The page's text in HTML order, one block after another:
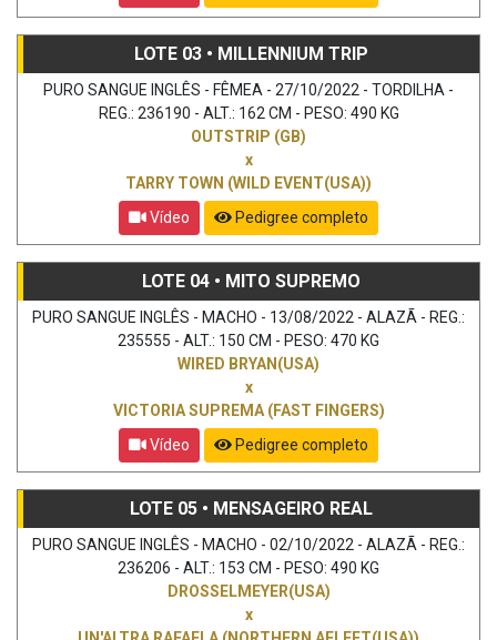
LOTE 03 • MILLENNIUM TRIP
PURO SANGUE INGLÊS - FÊMEA - 27/10/2022 - TORDILHA -
REG.: 236190 - ALT.: 162 CM - PESO: 490 KG
OUTSTRIP (GB)
x
TARRY TOWN (WILD EVENT(USA))
Vídeo
Pedigree completo
LOTE 04 • MITO SUPREMO
PURO SANGUE INGLÊS - MACHO - 13/08/2022 - ALAZÃ - REG.:
235555 - ALT.: 150 CM - PESO: 470 KG
WIRED BRYAN(USA)
x
VICTORIA SUPREMA (FAST FINGERS)
Vídeo
Pedigree completo
LOTE 05 • MENSAGEIRO REAL
PURO SANGUE INGLÊS - MACHO - 02/10/2022 - ALAZÃ - REG.:
236206 - ALT.: 153 CM - PESO: 490 KG
DROSSELMEYER(USA)
x